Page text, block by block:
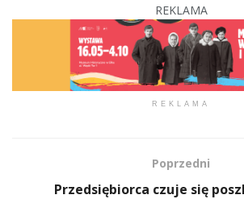
REKLAMA
REKLAMA
Poprzedni
Przedsiębiorca czuje się